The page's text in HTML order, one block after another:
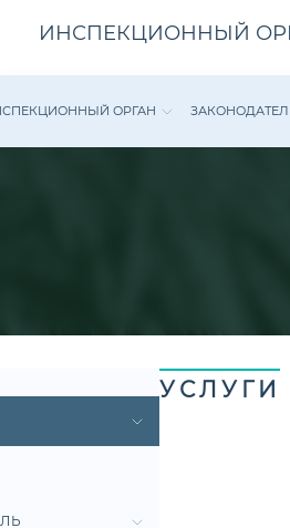
ИНСПЕКЦИОННЫЙ
ОРГАН
УСЛУГИ